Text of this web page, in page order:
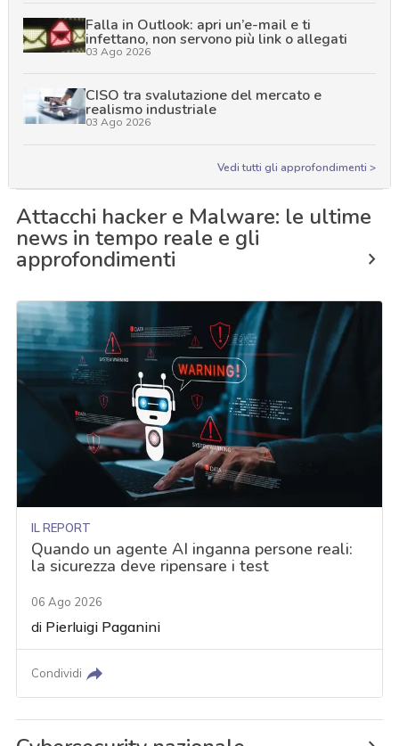
Falla in Outlook: apri un’e-mail e ti
infettano, non servono più link o allegati
03 Ago 2026
CISO tra svalutazione del mercato e
realismo industriale
03 Ago 2026
Vedi tutti gli approfondimenti >
Attacchi hacker e Malware: le ultime
news in tempo reale e gli
approfondimenti
IL REPORT
Quando un agente AI inganna persone reali:
la sicurezza deve ripensare i test
06 Ago 2026
di Pierluigi Paganini
Condividi